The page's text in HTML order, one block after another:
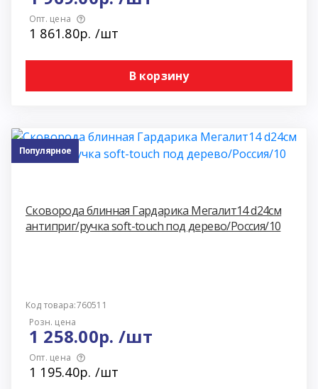
Опт. цена
1 861.80р. /шт
В корзину
Популярное
Сковорода блинная Гардарика Мегалит14 d24см
антиприг/ручка soft-touch под дерево/Россия/10
Код товара:760511
Розн. цена
1 258.00р. /шт
Опт. цена
1 195.40р. /шт